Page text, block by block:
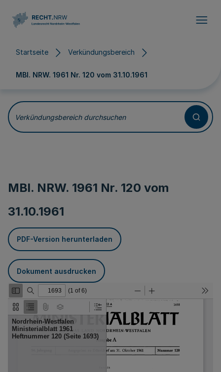
Startseite Verkündungsbereich
MBl. NRW. 1961 Nr. 120 vom 31.10.1961
Verkündungsbereich durchsuchen
MBl. NRW. 1961 Nr. 120 vom
31.10.1961
PDF-Version herunterladen
Dokument ausdrucken